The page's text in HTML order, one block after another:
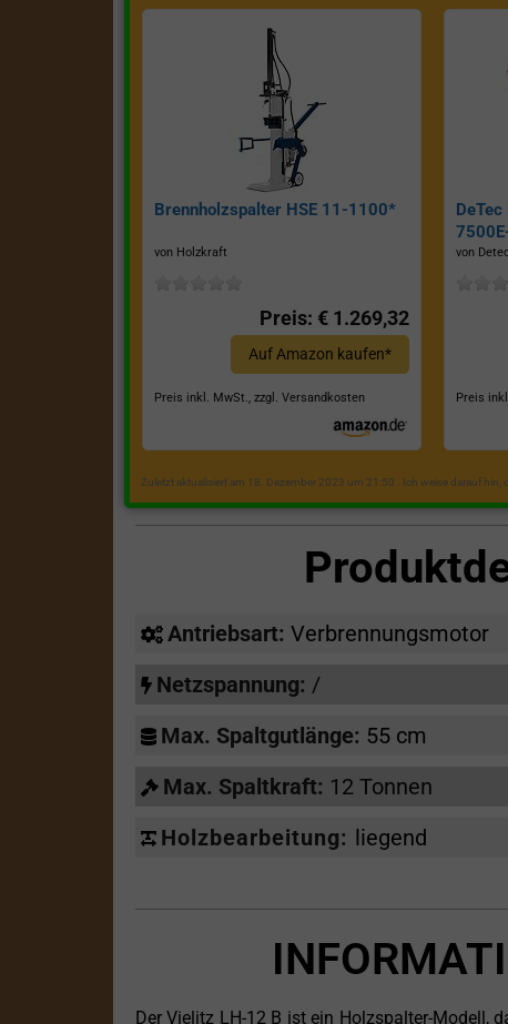
Brennholzspalter HSE 11-1100*
von Holzkraft
Preis: € 1.269,32
Auf Amazon kaufen*
Preis inkl. MwSt., zzgl. Versandkosten
von
Preis
Zuletzt aktualisiert am 18. Dezember 2023 um 21:50 . Ich weise darauf
Antriebsart: Verbrennungsmotor
Netzspannung: /
Max. Spaltgutlänge: 55 cm
Max. Spaltkraft: 12 Tonnen
Holzbearbeitung:
liegend
Der Vielitz LH-12 B ist ein Holzspalter-Modell,